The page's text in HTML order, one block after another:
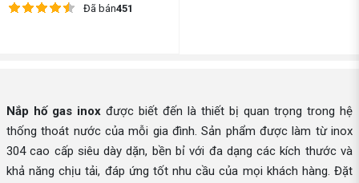
Đã bán451
Nắp hố gas inox được biết đến là thiết bị quan trọng trong hệ
thống thoát nước của mỗi gia đình. Sản phẩm được làm từ inox
304 cao cấp siêu dày dặn, bền bỉ với đa dạng các kích thước và
khả năng chịu tải, đáp ứng tốt nhu cầu của mọi khách hàng. Đặt